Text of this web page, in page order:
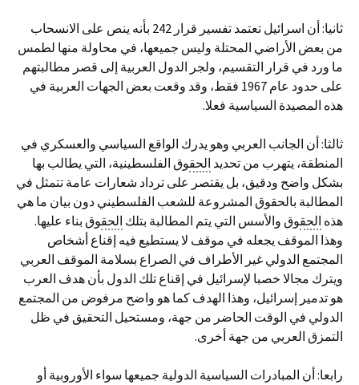
ثانيا: أن اسرائيل تعتمد تفسير قرار 242 بأنه ينص على الانسحاب
من بعض الأراضي المحتلة وليس جميعها، في محاولة منها لطمس
ما ورد في قرار التقسيم، ولجر الدول العربية إلى قصر مطالبتهم
على حدود عام 1967 فقط، وقد وقعت بعض الجهات العربية في
هذه المصيدة السياسية فعلا.
ثالثا: أن الجانب العربي وهو يدرك الواقع السياسي والعسكري في
المنطقة، يتهرب من تحديد الحقوق الفلسطينية، التي يطالب بها
بشكل واضح ودقيق، بل يقتصر على ترداد شعارات عامة تتمثل في
المطالبة بالحقوق المشروعة للشعب الفلسطيني دون بيان ما هي
هذه الحقوق والأسس التي يتم المطالبة بتلك الحقوق بناء عليها.
وهذا الموقف يجعله في موقف لا يستطيع فيه إقناع أشخاص
المجتمع الدولي غير الأطراف في الصراع بسلامة الموقف العربي
ويترك مجالا خصبا لإسرائيل في إقناع تلك الدول بأن هدف العرب
هو تدمير إسرائيل، وهذا الهدف كما هو واضح مرفوض من المجتمع
الدولي في الوقت الحاضر من جهة، ومستحيل التحقيق في ظل
التمزق العربي من جهة أخرى.
رابعا: أن المبادرات السياسية الدولية جميعها سواء الأوروبية أو